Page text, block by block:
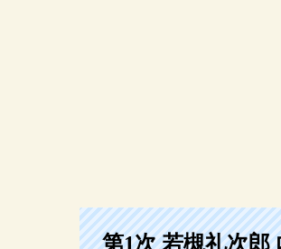
第1次 若槻礼次郎